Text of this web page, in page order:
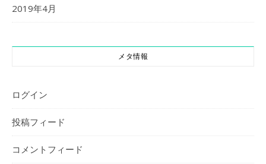
2019年4月
メタ情報
ログイン
投稿フィード
コメントフィード